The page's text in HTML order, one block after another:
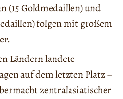
(15 Goldmedaillen) und
folgen mit großem
Ländern landete
auf dem letzten Platz –
zentralasiatischer